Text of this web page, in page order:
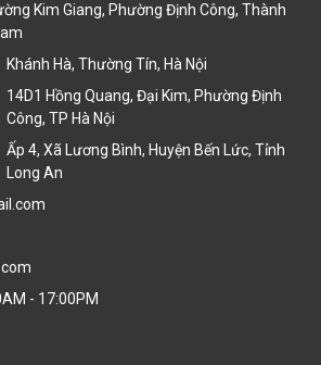
Kim Giang, Phường Định Công, Thành
Khánh Hà, Thường Tín, Hà Nội
14D1 Hồng Quang, Đại Kim, Phường Định
Công, TP Hà Nội
Ấp 4, Xã Lương Bình, Huyện Bến Lức, Tỉnh
Long An
- 17:00PM